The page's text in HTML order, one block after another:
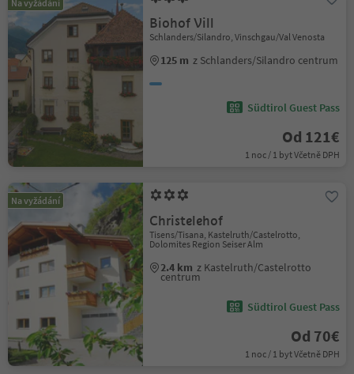
Na vyžádání
Biohof Vill
Schlanders/Silandro, Vinschgau/Val Venosta
125 m z Schlanders/Silandro centrum
Südtirol Guest Pass
Od 121€
1 noc / 1 byt Včetně DPH
Na vyžádání
Christelehof
Tisens/Tisana, Kastelruth/Castelrotto,
Dolomites Region Seiser Alm
2.4 km z Kastelruth/Castelrotto
centrum
Südtirol Guest Pass
Od 70€
1 noc / 1 byt Včetně DPH